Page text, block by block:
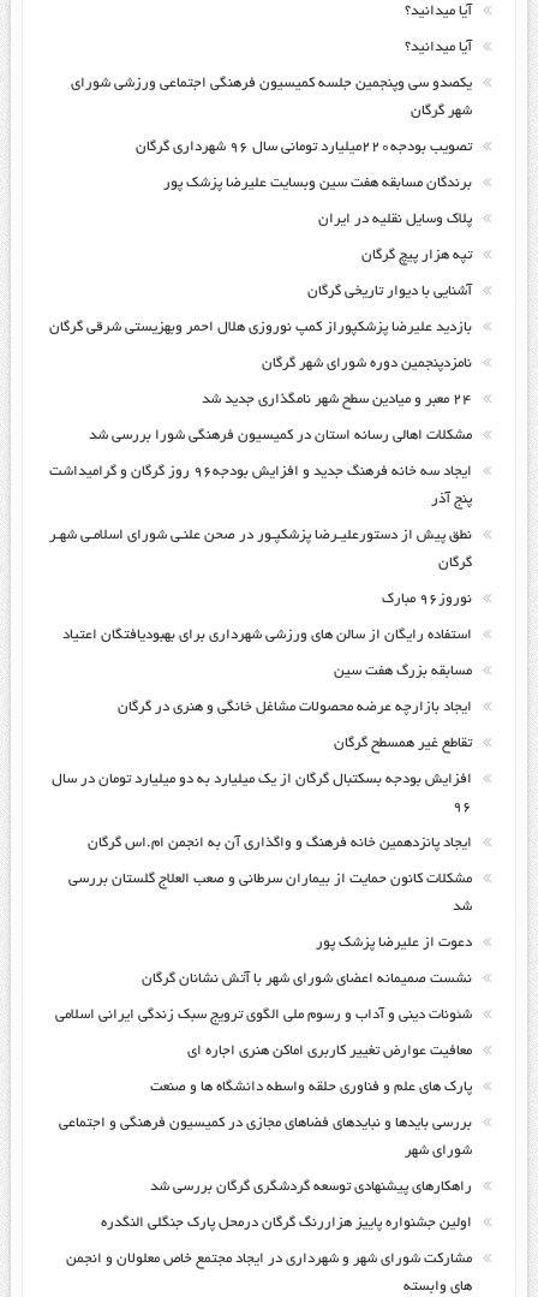
آیا میدانید؟
آیا میدانید؟
یکصدو سی وپنجمین جلسه کمیسیون فرهنگی اجتماعی ورزشی شورای
شهر گرگان
تصویب بودجه۲۲۰میلیارد تومانی سال ۹۶ شهرداری گرگان
برندگان مسابقه هفت سین وبسایت علیرضا پزشک پور
پلاک وسایل نقلیه در ایران
تپه هزار پیچ گرگان
آشنایی با دیوار تاریخی گرگان
بازدید علیرضا پزشکپوراز کمپ نوروزی هلال احمر وبهزیستی شرقی گرگان
نامزدپنجمین دوره شورای شهر گرگان
۲۴ معبر و میادین سطح شهر نامگذاری جدید شد
مشکلات اهالی رسانه استان در کمیسیون فرهنگی شورا بررسی شد
ایجاد سه خانه فرهنگ جدید و افزایش بودجه۹۶ روز گرگان و گرامیداشت
پنج آذر
نطق پیش از دستورعلیـرضا پزشکپـور در صحن علنـی شورای اسلامـی شهـر
گرگان
نوروز۹۶ مبارک
استفاده رایگان از سالن های ورزشی شهرداری برای بهبودیافتگان اعتیاد
مسابقه بزرگ هفت سین
ایجاد بازارچه عرضه محصولات مشاغل خانگی و هنری در گرگان
تقاطع غیر همسطح گرگان
افزایش بودجه بسکتبال گرگان از یک میلیارد به دو میلیارد تومان در سال
۹۶
ایجاد پانزدهمین خانه فرهنگ و واگذاری آن به انجمن ام.اس گرگان
مشکلات کانون حمایت از بیماران سرطانی و صعب العلاج گلستان بررسی
شد
دعوت از علیرضا پزشک پور
نشست صمیمانه اعضای شورای شهر با آتش نشانان گرگان
شئونات دینی و آداب و رسوم ملی الگوی ترویج سبک زندگی ایرانی اسلامی
معافیت عوارض تغییر کاربری اماکن هنری اجاره ای
پارک های علم و فناوری حلقه واسطه دانشگاه ها و صنعت
بررسی بایدها و نبایدهای فضاهای مجازی در کمیسیون فرهنگی و اجتماعی
شورای شهر
راهکارهای پیشنهادی توسعه گردشگری گرگان بررسی شد
اولین جشنواره پاییز هزاررنگ گرگان درمحل پارک جنگلی النگدره
مشارکت شورای شهر و شهرداری در ایجاد مجتمع خاص معلولان و انجمن
های وابسته